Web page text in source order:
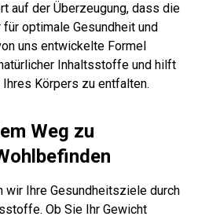
auf der Überzeugung, dass die
optimale Gesundheit und
uns entwickelte Formel
Inhaltsstoffe und hilft
Körpers zu entfalten.
Weg zu
wir Ihre Gesundheitsziele durch
Ob Sie Ihr Gewicht